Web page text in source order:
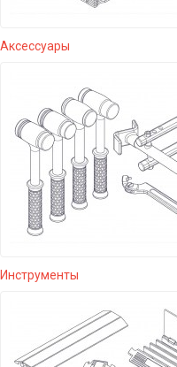
Аксессуары
Инструменты